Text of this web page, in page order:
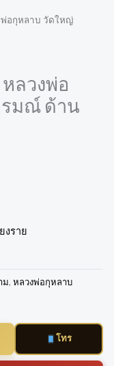
อกุหลาบ วัดใหญ่
ลวงพ่อ
รมณ์ ด้าน
งราย
ม, หลวงพ่อกุหลาบ
โทร